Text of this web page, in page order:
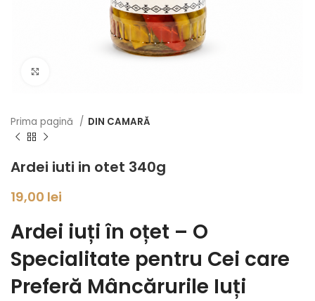
Prima pagină DIN CAMARĂ
Ardei iuti in otet 340g
19,00 lei
Ardei iuți în oțet – O
Specialitate pentru Cei care
Preferă Mâncărurile Iuți